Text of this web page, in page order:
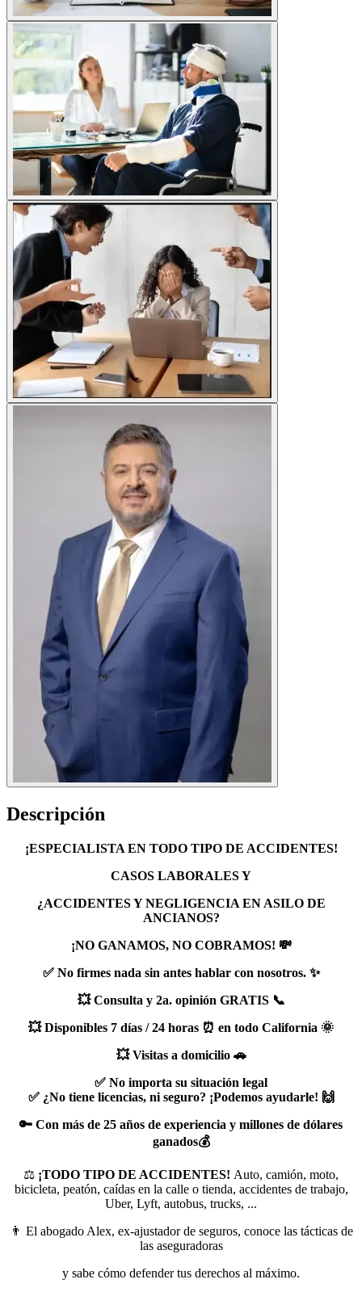
Descripción
¡ESPECIALISTA EN TODO TIPO DE ACCIDENTES!
CASOS LABORALES Y
¿ACCIDENTESY NEGLIGENCIA EN ASILO DE
ANCIANOS?
¡NO GANAMOS, NO COBRAMOS! 💸
✅ No firmes nada sin antes hablar con nosotros. ✨
💥 Consulta y 2a. opinión GRATIS 📞
💥 Disponibles 7 días / 24 horas ⏰ en todo California 🌞
💥 Visitas a domicilio 🚗
✅ No importa su situación legal
✅ ¿No tiene licencias, ni seguro? ¡Podemos ayudarle! 🙌
🔑 Con más de 25 años de experiencia y millones de dólares
ganados💰
‍⚖️ ¡TODO TIPO DE ACCIDENTES! Auto, camión, moto,
bicicleta, peatón, caídas en la calle o tienda, accidentes de trabajo,
Uber, Lyft, autobus, trucks, ...
👨 El abogado Alex, ex-ajustador de seguros, conoce las tácticas de
las aseguradoras
y sabe cómo defender tus derechos al máximo.